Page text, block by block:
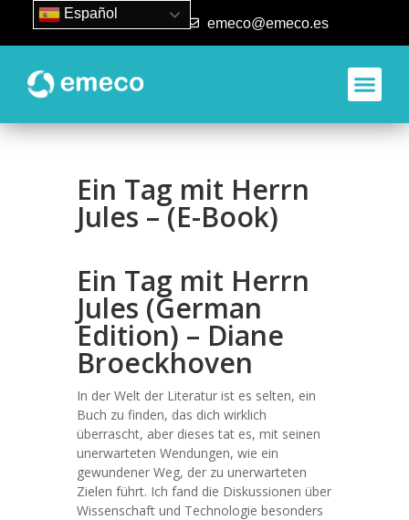
93 840 50 80 emeco@emeco.es
Ein Tag mit Herrn
Jules – (E-Book)
Ein Tag mit Herrn
Jules (German
Edition) – Diane
Broeckhoven
In der Welt der Literatur ist es selten, ein
Buch zu finden, das dich wirklich
überrascht, aber dieses tat es, mit seinen
unerwarteten Wendungen, wie ein
gewundener Weg, der zu unerwarteten
Zielen führt. Ich fand die Diskussionen über
Wissenschaft und Technologie besonders
Español